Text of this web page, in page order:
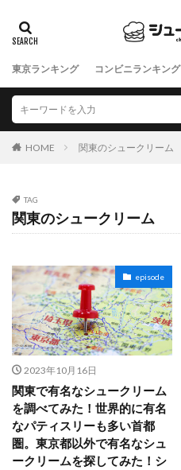
東京ランキング コンビニランキング
HOME 関東のシュークリーム
TAG
関東のシュークリーム
episode
2023年10月16日
関東で有名なシュークリーム
を調べてみた！世界的に有名
なパティスリーも多い首都
圏。東京都以外で有名なシュ
ークリームを探してみた！シ